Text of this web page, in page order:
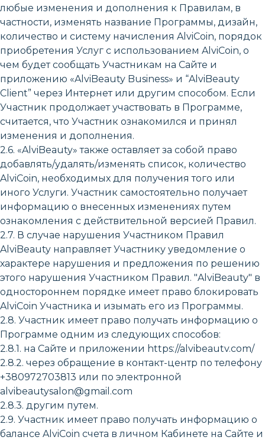
любые изменения и дополнения к Правилам, в
частности, изменять название Программы, дизайн,
количество и систему начисления AlviCoin, порядок
приобретения Услуг с использованием AlviCoin, о
чем будет сообщать Участникам на Сайте и
приложению «AlviBeauty Business» и “AlviBeauty
Client” через Интернет или другим способом. Если
Участник продолжает участвовать в Программе,
считается, что Участник ознакомился и принял
изменения и дополнения.
2.6. «AlviBeauty» также оставляет за собой право
добавлять/удалять/изменять список, количество
AlviCoin, необходимых для получения того или
иного Услуги. Участник самостоятельно получает
информацию о внесенных изменениях путем
ознакомления с действительной версией Правил.
2.7. В случае нарушения Участником Правил
AlviBeauty направляет Участнику уведомление о
характере нарушения и предложения по решению
этого нарушения Участником Правил. "AlviBeauty" в
одностороннем порядке имеет право блокировать
AlviCoin Участника и изымать его из Программы.
2.8. Участник имеет право получать информацию о
Программе одним из следующих способов:
2.8.1. на Сайте и приложении https://alvibeautv.com/
2.8.2. через обращение в контакт-центр по телефону
+380972703813 или по электронной
alvibeautysalon@gmail.com
2.8.3. другим путем.
2.9. Участник имеет право получать информацию о
балансе AlviCoin счета в личном Кабинете на Сайте и